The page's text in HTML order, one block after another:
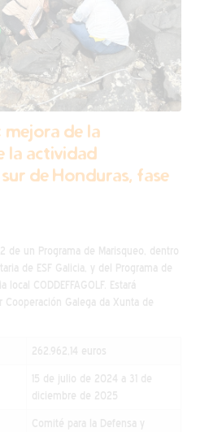
de la
la actividad
de Honduras, fase
de un Programa de Marisqueo, dentro
de ESF Galicia, y del Programa de
CODDEFFAGOLF. Estará
Galega da Xunta de
15 de julio de 2024 a 31 de
diciembre de 2025